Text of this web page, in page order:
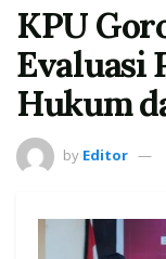
KPU
Evaluasi
Hukum
by Editor